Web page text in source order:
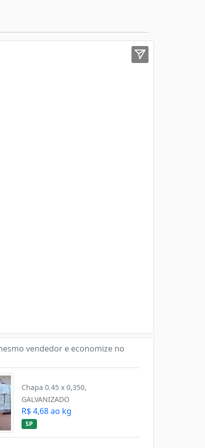
vendedor e economize no
Chapa 0.45 x 0,350,
GALVANIZADO
R$ 4,68 ao kg
SP